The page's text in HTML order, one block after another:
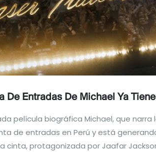
De Entradas De Michael Ya
película biográfica Michael, que
de entradas en Perú y está
cinta, protagonizada por Jaafar